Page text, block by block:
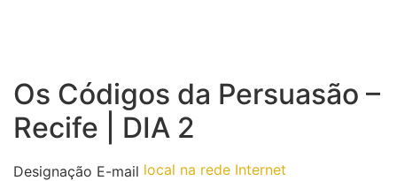
Os Códigos da Persuasão –
Recife | DIA 2
Designação E-mail local na rede Internet